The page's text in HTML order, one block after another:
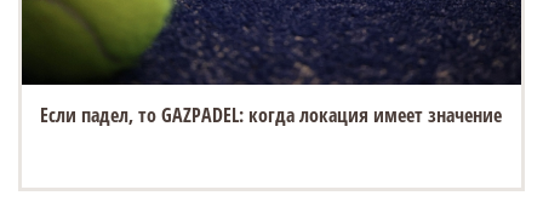
Если падел, то GAZPADEL: когда локация имеет значение